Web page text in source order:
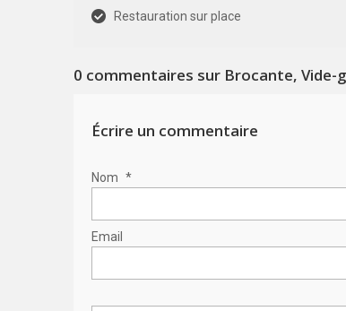
Restauration sur place
0 commentaires sur Brocante, Vide-
Écrire un commentaire
Nom *
Email